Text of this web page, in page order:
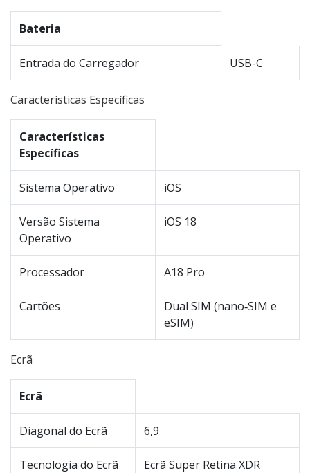
Bateria
Entrada do Carregador USB-C
Características Específicas
Características
Específicas
Sistema Operativo iOS
Versão Sistema
Operativo
iOS 18
Processador A18 Pro
Cartões
Dual SIM (nano‑SIM e
eSIM)
Ecrã
Ecrã
Diagonal do Ecrã 6,9
Tecnologia do Ecrã Ecrã Super Retina XDR